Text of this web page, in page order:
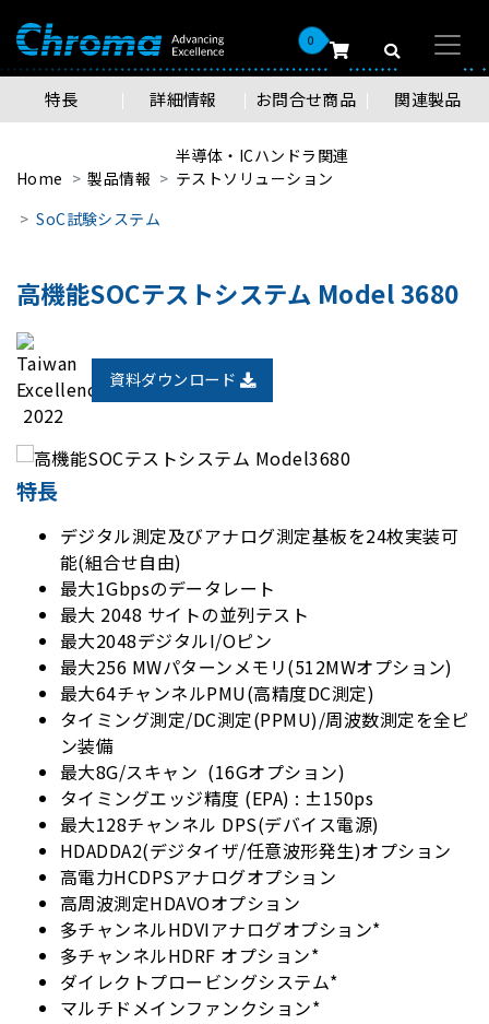
0
特長 詳細情報 お問合せ商品 関連製品
Home 製品情報
半導体・ICハンドラ関連
テストソリューション
SoC試験システム
高機能SOCテストシステム Model 3680
資料ダウンロード
特長
デジタル測定及びアナログ測定基板を24枚実装可
能(組合せ自由)
最大1Gbpsのデータレート
最大 2048 サイトの並列テスト
最大2048デジタルI/Oピン
最大256 MWパターンメモリ(512MWオプション)
最大64チャンネルPMU(高精度DC測定)
タイミング測定/DC測定(PPMU)/周波数測定を全ピ
ン装備
最大8G/スキャン (16Gオプション)
タイミングエッジ精度 (EPA) : ±150ps
最大128チャンネル DPS(デバイス電源)
HDADDA2(デジタイザ/任意波形発生)オプション
高電力HCDPSアナログオプション
高周波測定HDAVOオプション
多チャンネルHDVIアナログオプション*
多チャンネルHDRF オプション*
ダイレクトプロービングシステム*
マルチドメインファンクション*